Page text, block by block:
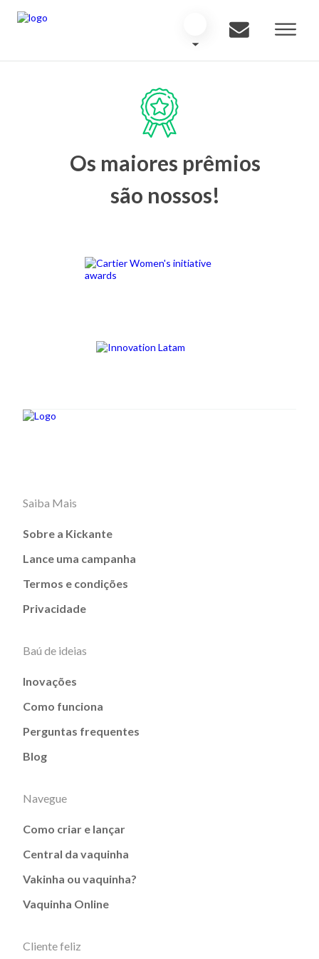
Os maiores prêmios
são nossos!
Saiba Mais
Sobre a Kickante
Lance uma campanha
Termos e condições
Privacidade
Baú de ideias
Inovações
Como funciona
Perguntas frequentes
Blog
Navegue
Como criar e lançar
Central da vaquinha
Vakinha ou vaquinha?
Vaquinha Online
Cliente feliz